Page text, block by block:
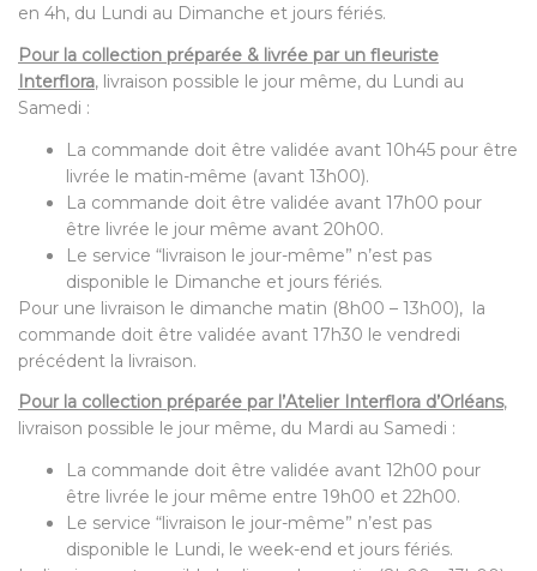
en 4h, du Lundi au Dimanche et jours fériés.
Pour la collection préparée & livrée par un fleuriste
Interflora, livraison possible le jour même, du Lundi au
Samedi :
La commande doit être validée avant 10h45 pour être
livrée le matin-même (avant 13h00).
La commande doit être validée avant 17h00 pour
être livrée le jour même avant 20h00.
Le service “livraison le jour-même” n’est pas
disponible le Dimanche et jours fériés.
Pour une livraison le dimanche matin (8h00 – 13h00), la
commande doit être validée avant 17h30 le vendredi
précédent la livraison.
Pour la collection préparée par l’Atelier Interflora d’Orléans,
livraison possible le jour même, du Mardi au Samedi :
La commande doit être validée avant 12h00 pour
être livrée le jour même entre 19h00 et 22h00.
Le service “livraison le jour-même” n’est pas
disponible le Lundi, le week-end et jours fériés.